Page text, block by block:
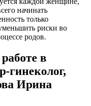
начинать
только
риски во
родов.
в
гинеколог,
Ирина